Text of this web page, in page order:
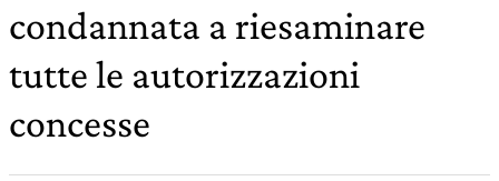
condannata a riesaminare
tutte le autorizzazioni
concesse